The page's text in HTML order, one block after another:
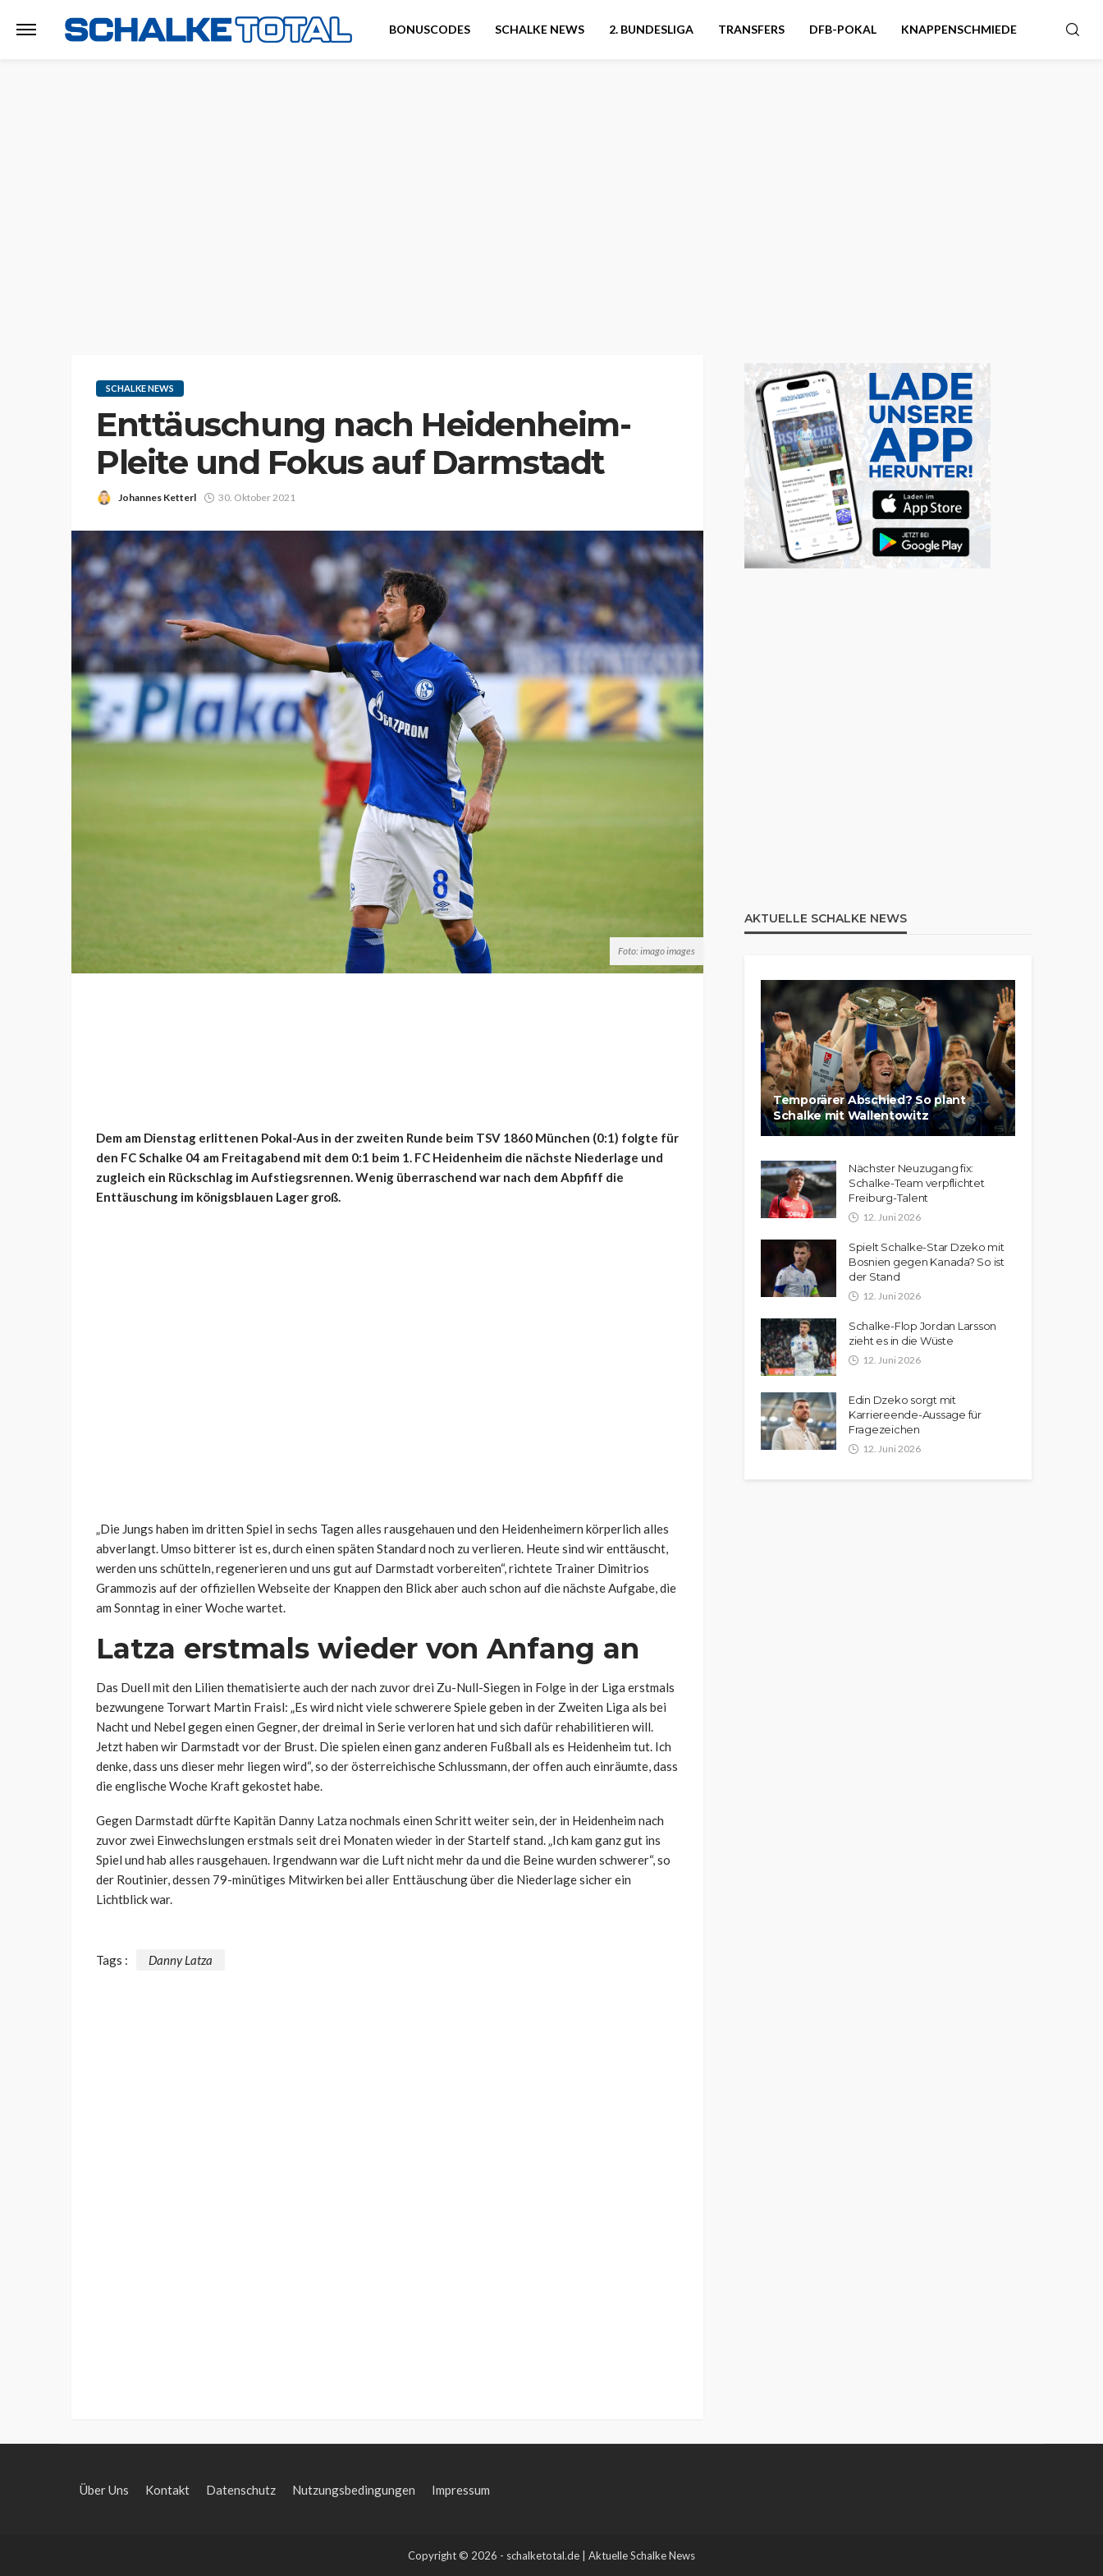
BONUSCODES SCHALKE NEWS 2. BUNDESLIGA TRANSFERS DFB-POKAL KNAPPENSCHMIEDE
SCHALKE NEWS
Enttäuschung nach Heidenheim-
Pleite und Fokus auf Darmstadt
Johannes Ketterl 30. Oktober 2021
Foto: imago images
Dem am Dienstag erlittenen Pokal-Aus in der zweiten Runde beim TSV 1860 München (0:1) folgte für
den FC Schalke 04 am Freitagabend mit dem 0:1 beim 1. FC Heidenheim die nächste Niederlage und
zugleich ein Rückschlag im Aufstiegsrennen. Wenig überraschend war nach dem Abpfiff die
Enttäuschung im königsblauen Lager groß.
„Die Jungs haben im dritten Spiel in sechs Tagen alles rausgehauen und den Heidenheimern körperlich alles
abverlangt. Umso bitterer ist es, durch einen späten Standard noch zu verlieren. Heute sind wir enttäuscht,
werden uns schütteln, regenerieren und uns gut auf Darmstadt vorbereiten“, richtete Trainer Dimitrios
Grammozis auf der offiziellen Webseite der Knappen den Blick aber auch schon auf die nächste Aufgabe, die
am Sonntag in einer Woche wartet.
Latza erstmals wieder von Anfang an
Das Duell mit den Lilien thematisierte auch der nach zuvor drei Zu-Null-Siegen in Folge in der Liga erstmals
bezwungene Torwart Martin Fraisl: „Es wird nicht viele schwerere Spiele geben in der Zweiten Liga als bei
Nacht und Nebel gegen einen Gegner, der dreimal in Serie verloren hat und sich dafür rehabilitieren will.
Jetzt haben wir Darmstadt vor der Brust. Die spielen einen ganz anderen Fußball als es Heidenheim tut. Ich
denke, dass uns dieser mehr liegen wird“, so der österreichische Schlussmann, der offen auch einräumte, dass
die englische Woche Kraft gekostet habe.
Gegen Darmstadt dürfte Kapitän Danny Latza nochmals einen Schritt weiter sein, der in Heidenheim nach
zuvor zwei Einwechslungen erstmals seit drei Monaten wieder in der Startelf stand. „Ich kam ganz gut ins
Spiel und hab alles rausgehauen. Irgendwann war die Luft nicht mehr da und die Beine wurden schwerer“, so
der Routinier, dessen 79-minütiges Mitwirken bei aller Enttäuschung über die Niederlage sicher ein
Lichtblick war.
Tags : Danny Latza
AKTUELLE SCHALKE NEWS
Temporärer Abschied? So plant
Schalke mit Wallentowitz
Nächster Neuzugang fix:
Schalke-Team verpflichtet
Freiburg-Talent
12. Juni 2026
Spielt Schalke-Star Dzeko mit
Bosnien gegen Kanada? So ist
der Stand
12. Juni 2026
Schalke-Flop Jordan Larsson
zieht es in die Wüste
12. Juni 2026
Edin Dzeko sorgt mit
Karriereende-Aussage für
Fragezeichen
12. Juni 2026
Über Uns Kontakt Datenschutz Nutzungsbedingungen Impressum
Copyright © 2026 - schalketotal.de | Aktuelle Schalke News